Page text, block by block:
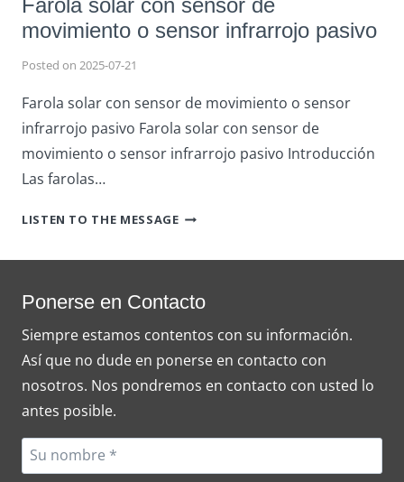
Farola solar con sensor de
movimiento o sensor infrarrojo pasivo
Posted on 2025-07-21
Farola solar con sensor de movimiento o sensor
infrarrojo pasivo Farola solar con sensor de
movimiento o sensor infrarrojo pasivo Introducción
Las farolas…
LISTEN TO THE MESSAGEFAROLA
CON
DE
O
SENSOR
INFRARROJO
Ponerse en Contacto
Siempre estamos contentos con su información.
Así que no dude en ponerse en contacto con
nosotros. Nos pondremos en contacto con usted lo
antes posible.